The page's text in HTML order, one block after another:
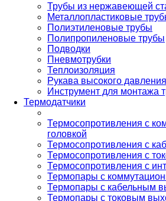
Трубы из нержавеющей
Металлопластиковые
Полиэтиленовые трубы
Полипропиленовые трубы
Подводки
Пневмотрубки
Теплоизоляция
Рукава высокого давления
Инструмент для монтажа
Термодатчики
Термосопротивления с
головкой
Термосопротивления с
Термосопротивления с
Термосопротивления с
Термопары с
Термопары с кабельным
Термопары с токовым